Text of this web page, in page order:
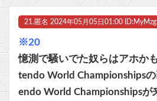
21. 匿名 2024年05月05日01:00
※20
憶測で騒いでた奴らはアホか
tendo World Championships
endo World Championshipsが